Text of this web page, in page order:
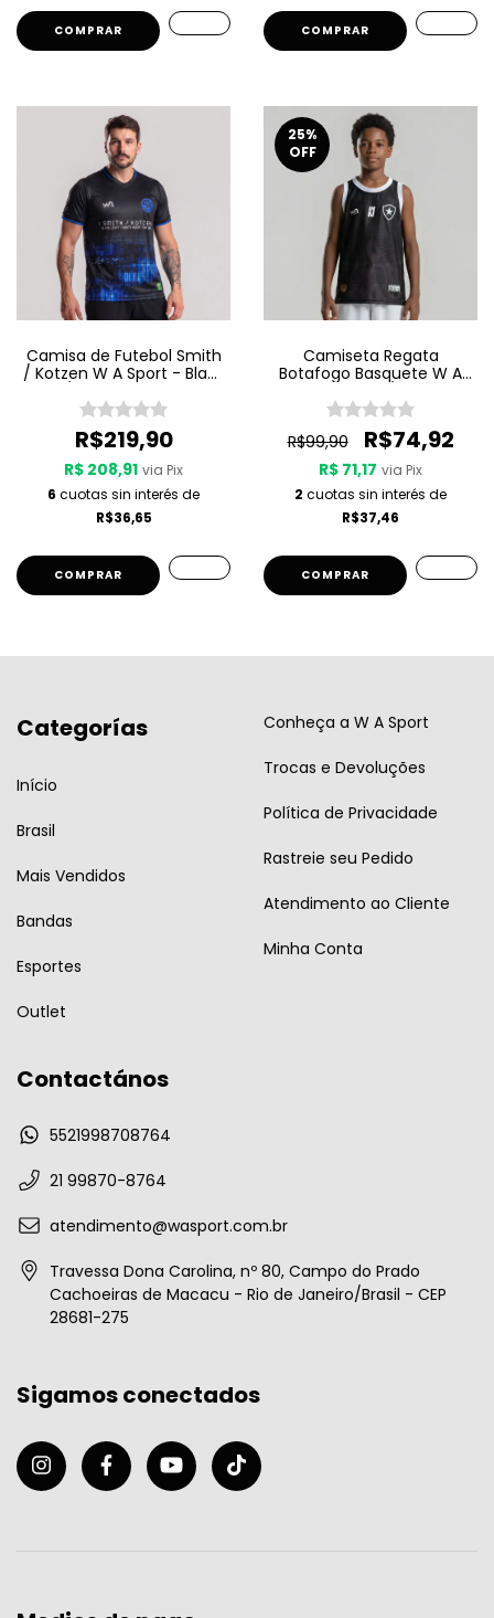
COMPRAR COMPRAR
Camisa de Futebol Smith
/ Kotzen W A Sport - Black
R$219,90
R$ 208,91 via Pix
6 cuotas sin interés de
R$36,65
COMPRAR
25%
OFF
Camiseta Regata
Botafogo Basquete W A
R$99,90 R$74,92
R$ 71,17 via Pix
2 cuotas sin interés de
R$37,46
COMPRAR
Categorías
Início
Brasil
Mais Vendidos
Bandas
Esportes
Outlet
Conheça a W A Sport
Trocas e Devoluções
Política de Privacidade
Rastreie seu Pedido
Atendimento ao Cliente
Minha Conta
Contactános
5521998708764
21 99870-8764
atendimento@wasport.com.br
Travessa Dona Carolina, nº 80, Campo do Prado
Cachoeiras de Macacu - Rio de Janeiro/Brasil - CEP
28681-275
Sigamos conectados